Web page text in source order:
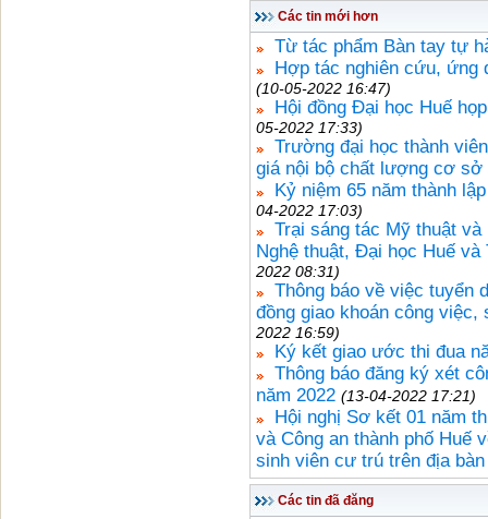
Các tin mới hơn
Từ tác phẩm Bàn tay tự
Hợp tác nghiên cứu, ứng
(10-05-2022 16:47)
Hội đồng Đại học Huế
05-2022 17:33)
Trường đại học thành
giá nội bộ chất lượng cơ sở
Kỷ niệm 65 năm thành
04-2022 17:03)
Trại sáng tác Mỹ thuật
Nghệ thuật, Đại học Huế
2022 08:31)
Thông báo về việc tuyển
đồng giao khoán công việc,
2022 16:59)
Ký kết giao ước thi đua
Thông báo đăng ký xét
năm 2022 (13-04-2022 17:21)
Hội nghị Sơ kết 01 năm
và Công an thành phố Huế
sinh viên cư trú trên địa bàn
Các tin đã đăng